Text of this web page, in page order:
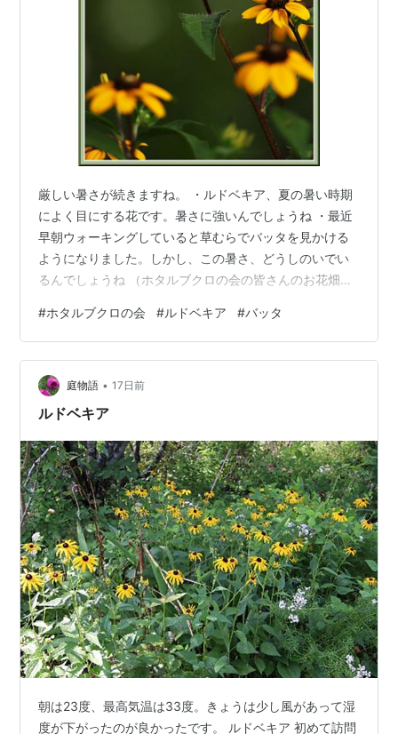
厳しい暑さが続きますね。 ・ルドベキア、夏の暑い時期
によく目にする花です。暑さに強いんでしょうね ・最近
早朝ウォーキングしていると草むらでバッタを見かける
ようになりました。しかし、この暑さ、どうしのいでい
るんでしょうね （ホタルブクロの会の皆さんのお花畑で
真・カメラ ランキング参加中gooからきました
#ホタルブクロの会 #ルドベキア #バッタ
庭物語 • 17日前
ルドベキア
朝は23度、最高気温は33度。きょうは少し風があって湿
度が下がったのが良かったです。 ルドベキア 初めて訪問